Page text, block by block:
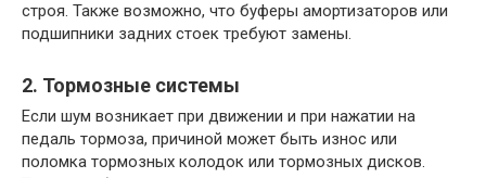
строя. Также возможно, что буферы амортизаторов или
подшипники задних стоек требуют замены.
2. Тормозные системы
Если шум возникает при движении и при нажатии на
педаль тормоза, причиной может быть износ или
поломка тормозных колодок или тормозных дисков.